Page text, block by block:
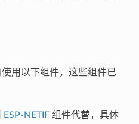
使用以下组件，这些组件已
ESP-NETIF组件代替，具体